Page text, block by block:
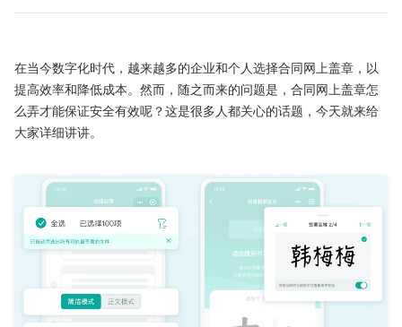
在当今数字化时代，越来越多的企业和个人选择合同网上盖章，以
提高效率和降低成本。然而，随之而来的问题是，合同网上盖章怎
么弄才能保证安全有效呢？这是很多人都关心的话题，今天就来给
大家详细讲讲。